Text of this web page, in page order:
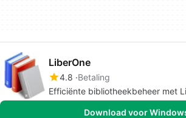
LiberOne
4.8 Betaling
Efficiënte bibliotheekbeheer met
Download voor